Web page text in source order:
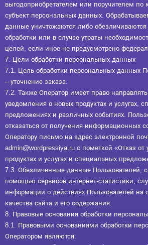
выгодоприобретателем или поручителем по
субъект персональных данных.
данные уничтожаются либо
обработки или в случае утраты
целей, если иное не предусмотрено
7. Цели обработки персональных данных
7.1. Цель обработки персональных данных
– уточнение заказа.
7.2. Также Оператор имеет право
уведомления о новых продуктах и услугах,
предложениях и различных событиях.
отказаться от получения информационных
Оператору письмо на адрес электронной
admin@wordpressiya.ru с пометкой «Отказ
продуктах и услугах и специальных
7.3. Обезличенные данные Пользователей,
помощью сервисов интернет-статистики,
информации о действиях Пользователей на
качества сайта и его содержания.
8. Правовые основания обработки
8.1. Правовыми основаниями обработки
Оператором являются: